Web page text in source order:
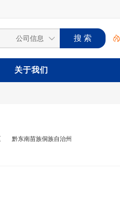
关于我们
黔东南苗族侗族自治州